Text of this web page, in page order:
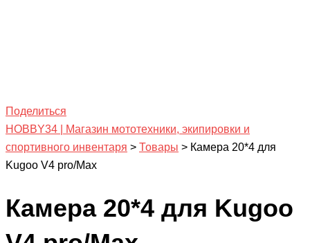
Поделиться
HOBBY34 | Магазин мототехники, экипировки и
спортивного инвентаря > Товары > Камера 20*4 для
Kugoo V4 pro/Max
Камера 20*4 для Kugoo